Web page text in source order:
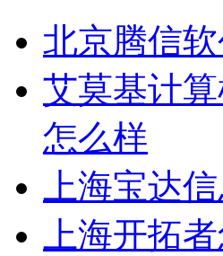
北京腾信
艾莫基计
怎么样
上海宝达
上海开拓